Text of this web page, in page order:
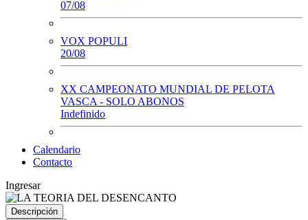
07/08
VOX POPULI
20/08
XX CAMPEONATO MUNDIAL DE PELOTA
VASCA - SOLO ABONOS
Indefinido
Calendario
Contacto
Ingresar
Descripción